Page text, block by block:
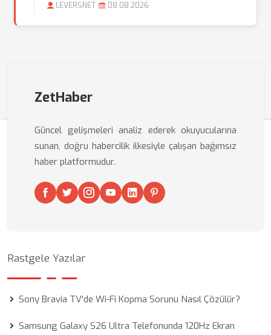
LEVERSNET 08.08.2026
ZetHaber
Güncel gelişmeleri analiz ederek okuyucularına
sunan, doğru habercilik ilkesiyle çalışan bağımsız
haber platformudur.
Rastgele Yazılar
Sony Bravia TV'de Wi-Fi Kopma Sorunu Nasıl Çözülür?
Samsung Galaxy S26 Ultra Telefonunda 120Hz Ekran